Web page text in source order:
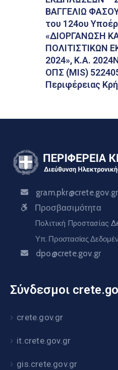
ΒΑΓΓΕΛΙΩ
του 124ου
«ΔΙΟΡΓΑΝΩΣΗ
ΠΟΛΙΤΙΣΤΙΚΩΝ
2024», Κ.Α.
ΟΠΣ (MIS)
Περιφέρειας
gram.pkr@crete.gov.gr
Προσβασιμότητα
Πολιτική Προστασίας
Υπ. Προστασίας
dpo@crete.gov.gr
Σύνδεσμοι
crete.gov.gr
it.crete.gov.gr
gis.crete.gov.gr